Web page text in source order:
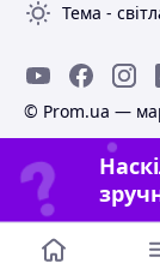
Тема -
© Prom.ua —